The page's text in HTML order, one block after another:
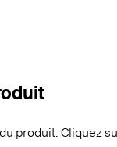
produit. Cliquez